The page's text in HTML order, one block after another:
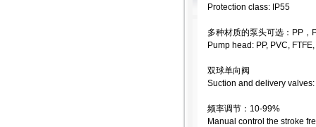
Protection class: IP55
多种材质的泵头可选：PP，
Pump head: PP, PVC,
双球单向阀
Suction and delivery
频率调节：10-99%
Manual control the stroke